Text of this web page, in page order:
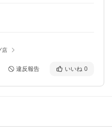
店
違反報告 いいね 0